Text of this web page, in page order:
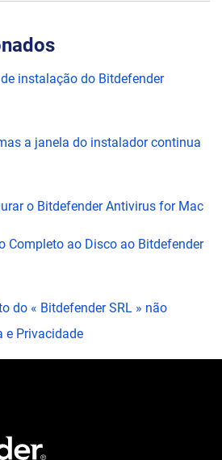
instalação do Bitdefender
a janela do instalador continua
o Bitdefender Antivirus for Mac
Completo ao Disco ao Bitdefender
do « Bitdefender SRL » não
e Privacidade